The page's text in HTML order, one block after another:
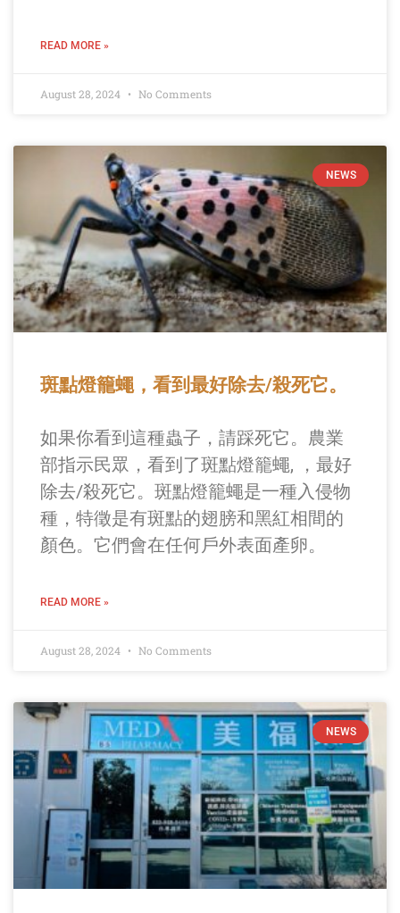
READ MORE »
August 28, 2024 No Comments
NEWS
斑點燈籠蠅，看到最好除去/殺死它。
如果你看到這種蟲子，請踩死它。農業
部指示民眾，看到了斑點燈籠蠅, ，最好
除去/殺死它。斑點燈籠蠅是一種入侵物
種，特徵是有斑點的翅膀和黑紅相間的
顏色。它們會在任何戶外表面產卵。
READ MORE »
August 28, 2024 No Comments
NEWS